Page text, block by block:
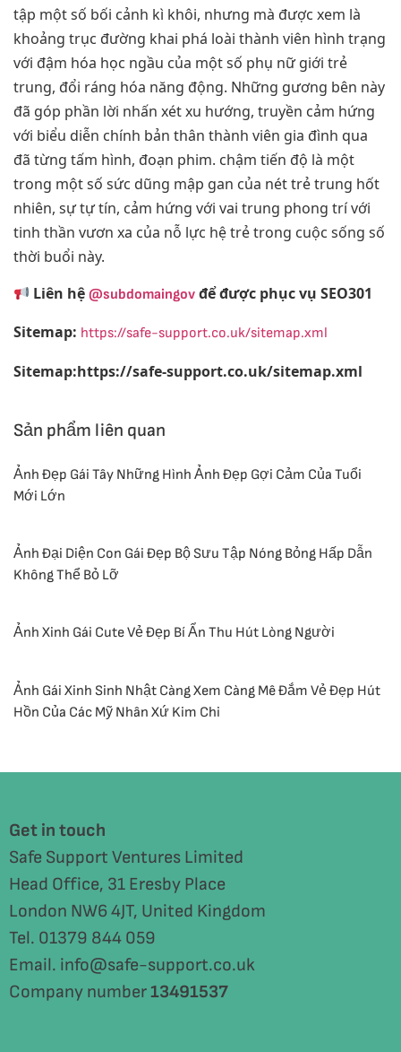
tập một số bối cảnh kì khôi, nhưng mà được xem là
khoảng trục đường khai phá loài thành viên hình trạng
với đậm hóa học ngầu của một số phụ nữ giới trẻ
trung, đổi ráng hóa năng động. Những gương bên này
đã góp phần lời nhấn xét xu hướng, truyền cảm hứng
với biểu diễn chính bản thân thành viên gia đình qua
đã từng tấm hình, đoạn phim. chậm tiến độ là một
trong một số sức dũng mập gan của nét trẻ trung hốt
nhiên, sự tự tín, cảm hứng với vai trung phong trí với
tinh thần vươn xa của nỗ lực hệ trẻ trong cuộc sống số
thời buổi này.
Liên hệ@subdomaingov để được phục vụ SEO301
Sitemap: https://safe-support.co.uk/sitemap.xml
Sitemap:https://safe-support.co.uk/sitemap.xml
Sản phẩm liên quan
Ảnh Đẹp Gái Tây Những Hình Ảnh Đẹp Gợi Cảm Của Tuổi
Mới Lớn
Ảnh Đại Diện Con Gái Đẹp Bộ Sưu Tập Nóng Bỏng Hấp Dẫn
Không Thể Bỏ Lỡ
Ảnh Xinh Gái Cute Vẻ Đẹp Bí Ẩn Thu Hút Lòng Người
Ảnh Gái Xinh Sinh Nhật Càng Xem Càng Mê Đắm Vẻ Đẹp Hút
Hồn Của Các Mỹ Nhân Xứ Kim Chi
Get in touch
Safe Support Ventures Limited
Head Office, 31 Eresby Place
London NW6 4JT, United Kingdom
Tel. 01379 844 059
Email. info@safe-support.co.uk
Company number13491537